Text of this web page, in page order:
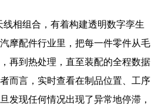
相组合，有着构建透明数字孪生
摩配件行业里，把每一件零件从毛
再到热处理，直至装配的全程数据
而言，实时查看在制品位置、工序
发现任何情况出现了异常地停滞，